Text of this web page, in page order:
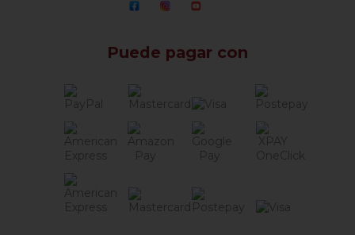
Puede pagar con